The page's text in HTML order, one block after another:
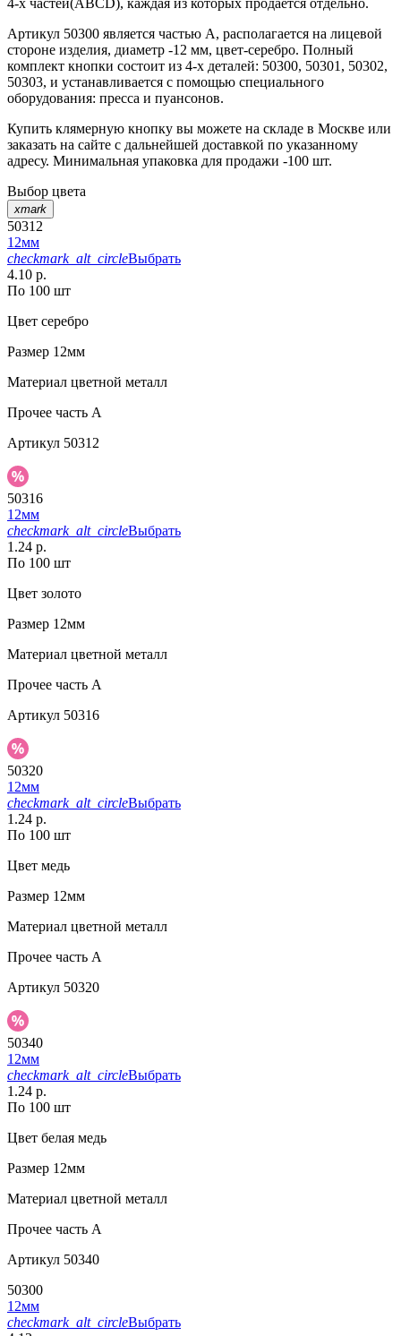
Артикул 50300 является частью А, располагается на лицевой
стороне изделия, диаметр -12 мм, цвет-серебро. Полный
комплект кнопки состоит из 4-х деталей: 50300, 50301, 50302,
50303, и устанавливается с помощью специального
оборудования: пресса и пуансонов.
Купить клямерную кнопку вы можете на складе в Москве или
заказать на сайте с дальнейшей доставкой по указанному
адресу. Минимальная упаковка для продажи -100 шт.
Выбор цвета
xmark
50312
12мм
checkmark_alt_circleВыбрать
4.10 р.
По 100 шт
Цвет серебро
Размер 12мм
Материал цветной металл
Прочее часть A
Артикул 50312
50316
12мм
checkmark_alt_circleВыбрать
1.24 р.
По 100 шт
Цвет золото
Размер 12мм
Материал цветной металл
Прочее часть A
Артикул 50316
50320
12мм
checkmark_alt_circleВыбрать
1.24 р.
По 100 шт
Цвет медь
Размер 12мм
Материал цветной металл
Прочее часть A
Артикул 50320
50340
12мм
checkmark_alt_circleВыбрать
1.24 р.
По 100 шт
Цвет белая медь
Размер 12мм
Материал цветной металл
Прочее часть A
Артикул 50340
50300
12мм
checkmark_alt_circleВыбрать